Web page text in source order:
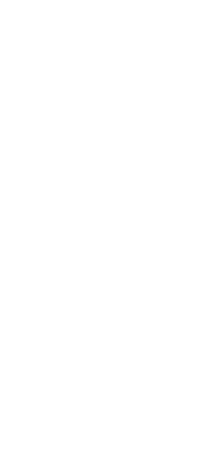
させていただ
き作成されるも
をご了承くださ
御機器販売店・
ようお願いしま
にご登録され
とをご了承くだ
です。
ありません。
です。
1000ppm以下、
下、フタル酸ジブチ
はありません。
品に未対応品が
) : 1000ppm、
、
ない年数を意
貨物等」とい
可)を取得する
要な手段を講じ
通知します。
、取り引きをい
ムロン制御